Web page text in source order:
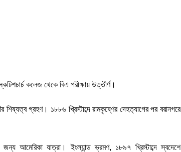
কলেজ থেকে বিএ পরীক্ষায় উত্তীর্ণ।
শিষ্যত্ব গ্রহণ। ১৮৮৬ খ্রিস্টাব্দে রামকৃষ্ণের দেহত্যাগের পর বরানগরে
জন্য আমেরিকা যাত্রা। ইংল্যান্ড ভ্রমণ, ১৮৯৭ খ্রিস্টাব্দে স্বদেশে